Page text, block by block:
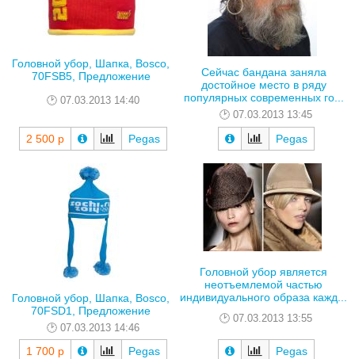
Головной убор, Шапка, Bosco,
70FSB5, Предложение
07.03.2013 14:40
2 500 р Pegas
Сейчас бандана заняла
достойное место в ряду
популярных современных го...
07.03.2013 13:45
Pegas
Головной убор, Шапка, Bosco,
70FSD1, Предложение
07.03.2013 14:46
1 700 р Pegas
Головной убор является
неотъемлемой частью
индивидуального образа кажд...
07.03.2013 13:55
Pegas